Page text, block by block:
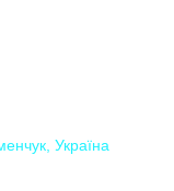
Україна